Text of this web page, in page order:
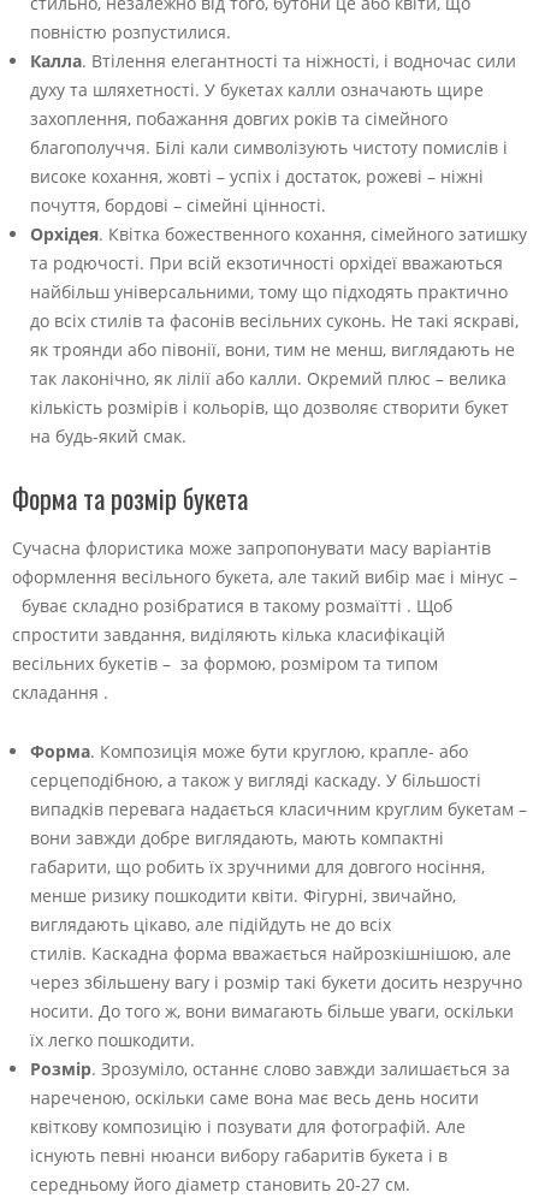
повністю розпустилися.
Калла. Втілення елегантності та ніжності, і водночас сили
духу та шляхетності. У букетах калли означають щире
захоплення, побажання довгих років та сімейного
благополуччя. Білі кали символізують чистоту помислів і
високе кохання, жовті – успіх і достаток, рожеві – ніжні
почуття, бордові – сімейні цінності.
Орхідея. Квітка божественного кохання, сімейного затишку
та родючості. При всій екзотичності орхідеї вважаються
найбільш універсальними, тому що підходять практично
до всіх стилів та фасонів весільних суконь. Не такі яскраві,
як троянди або півонії, вони, тим не менш, виглядають не
так лаконічно, як лілії або калли. Окремий плюс – велика
кількість розмірів і кольорів, що дозволяє створити букет
на будь-який смак.
Форма та розмір букета
Сучасна флористика може запропонувати масу варіантів
оформлення весільного букета, але такий вибір має і мінус –
буває складно розібратися в такому розмаїтті . Щоб
спростити завдання, виділяють кілька класифікацій
весільних букетів – за формою, розміром та типом
складання .
Форма. Композиція може бути круглою, крапле- або
серцеподібною, а також у вигляді каскаду. У більшості
випадків перевага надається класичним круглим букетам –
вони завжди добре виглядають, мають компактні
габарити, що робить їх зручними для довгого носіння,
менше ризику пошкодити квіти. Фігурні, звичайно,
виглядають цікаво, але підійдуть не до всіх
стилів. Каскадна форма вважається найрозкішнішою, але
через збільшену вагу і розмір такі букети досить незручно
носити. До того ж, вони вимагають більше уваги, оскільки
їх легко пошкодити.
Розмір. Зрозуміло, останнє слово завжди залишається за
нареченою, оскільки саме вона має весь день носити
квіткову композицію і позувати для фотографій. Але
існують певні нюанси вибору габаритів букета і в
середньому його діаметр становить 20-27 см.